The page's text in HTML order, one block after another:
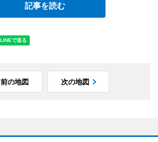
記事を読む
前の地図 次の地図